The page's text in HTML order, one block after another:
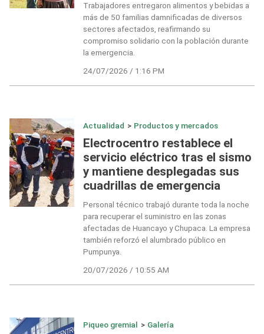
Trabajadores entregaron alimentos y bebidas a
más de 50 familias damnificadas de diversos
sectores afectados, reafirmando su
compromiso solidario con la población durante
la emergencia.
24/07/2026 / 1:16 PM
Actualidad > Productos y mercados
Electrocentro restablece el
servicio eléctrico tras el sismo
y mantiene desplegadas sus
cuadrillas de emergencia
Personal técnico trabajó durante toda la noche
para recuperar el suministro en las zonas
afectadas de Huancayo y Chupaca. La empresa
también reforzó el alumbrado público en
Pumpunya.
20/07/2026 / 10:55 AM
Piqueo gremial > Galería